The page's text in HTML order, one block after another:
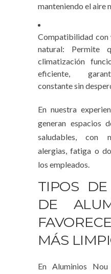
manteniendo el aire
Compatibilidad con
natural: Permite
climatización
eficiente,
constante sin
En nuestra
generan espacios
saludables, con
alergias, fatiga o
los empleados.
TIPOS
DE
MÁS
En Aluminios